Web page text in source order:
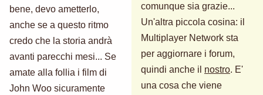
bene, devo ametterlo,
anche se a questo ritmo
credo che la storia andrà
avanti parecchi mesi... Se
amate alla follia i film di
John Woo sicuramente
comunque sia grazie...
Un'altra piccola cosina: il
Multiplayer Network sta
per aggiornare i forum,
quindi anche il nostro. E'
una cosa che viene